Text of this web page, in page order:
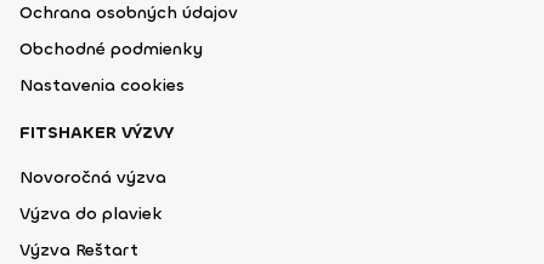
Ochrana osobných údajov
Obchodné podmienky
Nastavenia cookies
FITSHAKER VÝZVY
Novoročná výzva
Výzva do plaviek
Výzva Reštart